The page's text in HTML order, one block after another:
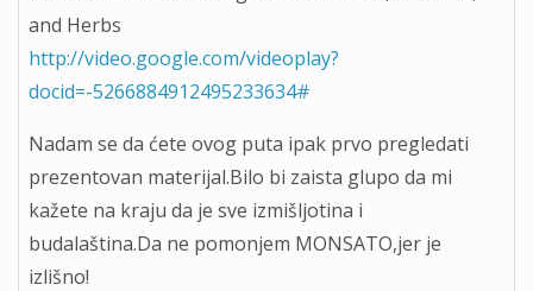
and Herbs
http://video.google.com/videoplay?
docid=-5266884912495233634#
Nadam se da ćete ovog puta ipak prvo pregledati
prezentovan materijal.Bilo bi zaista glupo da mi
kažete na kraju da je sve izmišljotina i
budalaština.Da ne pomonjem MONSATO,jer je
izlišno!